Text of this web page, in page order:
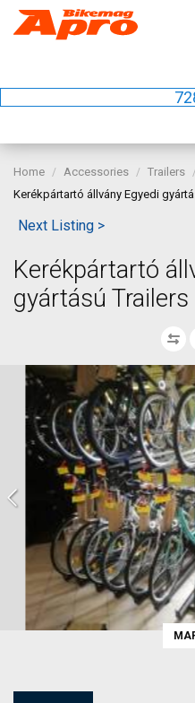
Home Accessories
Trailers
Kerékpártartó állvány Egyedi
Next Listing >
Kerékpártartó
gyártású